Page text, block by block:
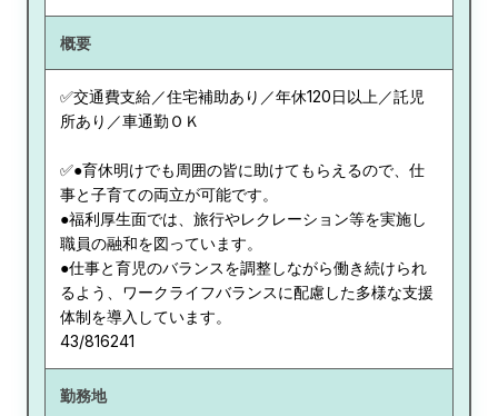
概要
✅交通費支給／住宅補助あり／年休120日以上／託児
所あり／車通勤ＯＫ
✅●育休明けでも周囲の皆に助けてもらえるので、仕
事と子育ての両立が可能です。
●福利厚生面では、旅行やレクレーション等を実施し
職員の融和を図っています。
●仕事と育児のバランスを調整しながら働き続けられ
るよう、ワークライフバランスに配慮した多様な支援
体制を導入しています。
43/816241
勤務地